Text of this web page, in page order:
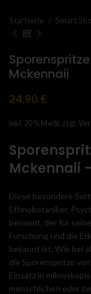
Startseite Smart
Mckennaii
24,90 €
inkl. 20 % MwSt. zzgl.
Mckennaii
Diese besondere
Ethnobotaniker,
benannt, der für
Forschung und die
bekannt ist. Wie bei
die Sporenspritze
Einsatz in
menschlichen oder